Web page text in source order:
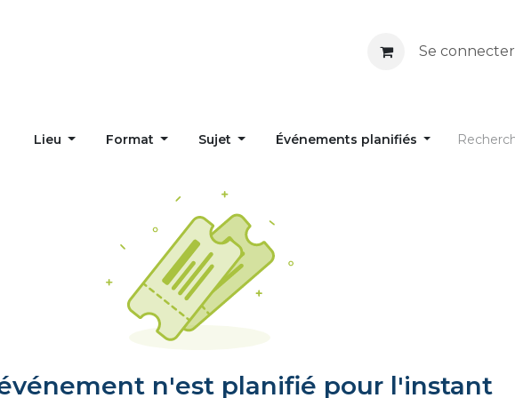
Se connecter
Lieu Format Sujet Événements planifiés
n'est planifié pour l'instant